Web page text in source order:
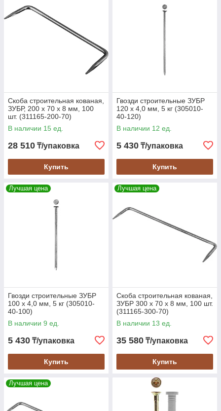
Скоба строительная кованая,
ЗУБР, 200 х 70 х 8 мм, 100
шт. (311165-200-70)
В наличии 15 ед.
28 510 ₸/упаковка
Купить
Гвозди строительные ЗУБР
120 х 4,0 мм, 5 кг (305010-
40-120)
В наличии 12 ед.
5 430 ₸/упаковка
Купить
Лучшая цена
Гвозди строительные ЗУБР
100 х 4,0 мм, 5 кг (305010-
40-100)
В наличии 9 ед.
5 430 ₸/упаковка
Купить
Лучшая цена
Скоба строительная кованая,
ЗУБР 300 х 70 х 8 мм, 100 шт.
(311165-300-70)
В наличии 13 ед.
35 580 ₸/упаковка
Купить
Лучшая цена